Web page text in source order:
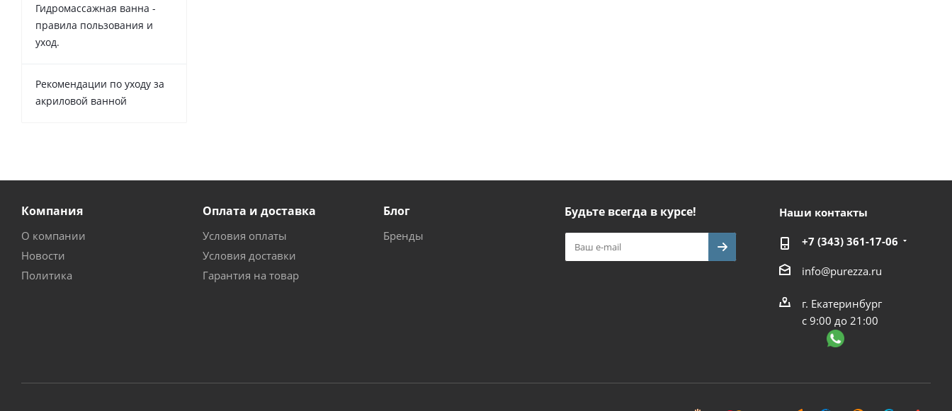
Гидромассажная ванна -
правила пользования и
уход.
Рекомендации по уходу за
акриловой ванной
Компания
О компании
Новости
Политика
Оплата и доставка
Условия оплаты
Условия доставки
Гарантия на товар
Блог
Бренды
Будьте всегда в курсе! Наши контакты
+7 (343) 361-17-06
info@purezza.ru
г. Екатеринбург
с 9:00 до 21:00